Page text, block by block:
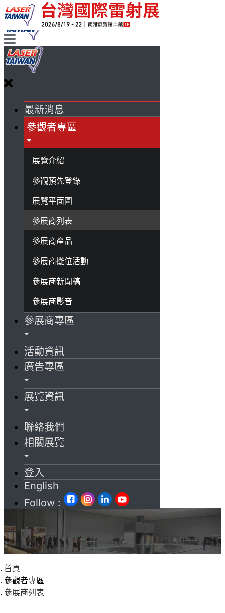
最新消息
參觀者專區
展覽介紹
參觀預先登錄
展覽平面圖
參展商列表
參展商產品
參展商攤位活動
參展商新聞稿
參展商影音
參展商專區
活動資訊
廣告專區
展覽資訊
聯絡我們
相關展覽
登入
English
Follow :
首頁
參觀者專區
參展商列表